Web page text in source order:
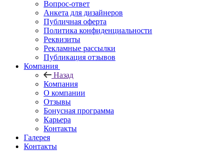
Вопрос-ответ
Анкета для дизайнеров
Публичная оферта
Политика конфиденциальности
Реквизиты
Рекламные рассылки
Публикация отзывов
Компания
Назад
Компания
О компании
Отзывы
Бонусная программа
Карьера
Контакты
Галерея
Контакты